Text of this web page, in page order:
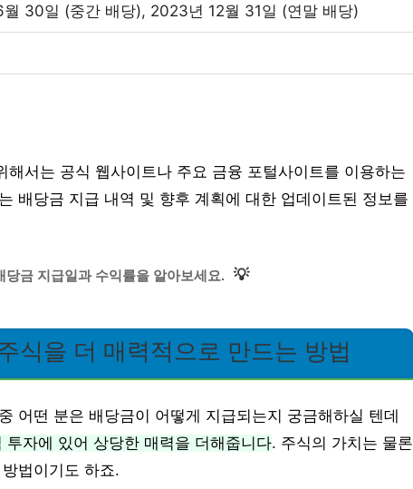
30일 (중간 배당), 2023년 12월 31일 (연말 배당)
해서는 공식 웹사이트나 주요 금융 포털사이트를 이용하는
배당금 지급 내역 및 향후 계획에 대한 업데이트된 정보를
당금 지급일과 수익률을 알아보세요. 💡
식을 더 매력적으로 만드는 방법
어떤 분은 배당금이 어떻게 지급되는지 궁금해하실 텐데
투자에 있어 상당한 매력을 더해줍니다. 주식의 가치는 물론
법이기도 하죠.